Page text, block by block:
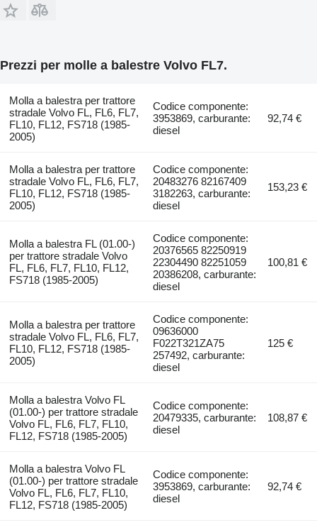
Prezzi per molle a balestre Volvo FL7.
Molla a balestra per trattore
stradale Volvo FL, FL6, FL7,
FL10, FL12, FS718 (1985-
2005)
Codice componente:
3953869, carburante:
diesel
92,74 €
Molla a balestra per trattore
stradale Volvo FL, FL6, FL7,
FL10, FL12, FS718 (1985-
2005)
Codice componente:
20483276 82167409
3182263, carburante:
diesel
153,23 €
Molla a balestra FL (01.00-)
per trattore stradale Volvo
FL, FL6, FL7, FL10, FL12,
FS718 (1985-2005)
Codice componente:
20376565 82250919
22304490 82251059
20386208, carburante:
diesel
100,81 €
Molla a balestra per trattore
stradale Volvo FL, FL6, FL7,
FL10, FL12, FS718 (1985-
2005)
Codice componente:
09636000
F022T321ZA75
257492, carburante:
diesel
125 €
Molla a balestra Volvo FL
(01.00-) per trattore stradale
Volvo FL, FL6, FL7, FL10,
FL12, FS718 (1985-2005)
Codice componente:
20479335, carburante:
diesel
108,87 €
Molla a balestra Volvo FL
(01.00-) per trattore stradale
Volvo FL, FL6, FL7, FL10,
FL12, FS718 (1985-2005)
Codice componente:
3953869, carburante:
diesel
92,74 €